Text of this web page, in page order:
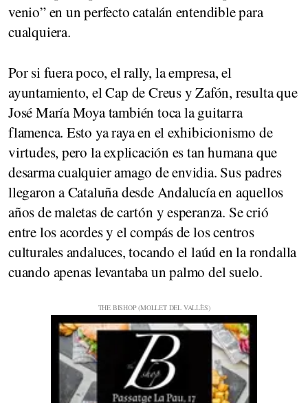
venio” en un perfecto catalán entendible para
cualquiera.
Por si fuera poco, el rally, la empresa, el
ayuntamiento, el Cap de Creus y Zafón, resulta que
José María Moya también toca la guitarra
flamenca. Esto ya raya en el exhibicionismo de
virtudes, pero la explicación es tan humana que
desarma cualquier amago de envidia. Sus padres
llegaron a Cataluña desde Andalucía en aquellos
años de maletas de cartón y esperanza. Se crió
entre los acordes y el compás de los centros
culturales andaluces, tocando el laúd en la rondalla
cuando apenas levantaba un palmo del suelo.